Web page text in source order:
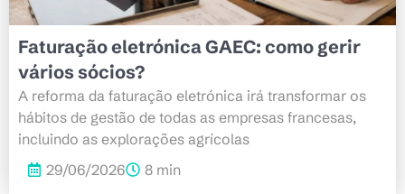
Faturação eletrónica GAEC: como gerir
vários sócios?
A reforma da faturação eletrónica irá transformar os
hábitos de gestão de todas as empresas francesas,
incluindo as explorações agrícolas
29/06/2026
8 min